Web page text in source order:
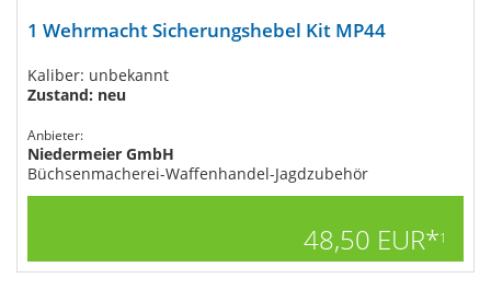
1 Wehrmacht Sicherungshebel Kit MP44
Kaliber: unbekannt
Zustand: neu
Anbieter:
Niedermeier GmbH
Büchsenmacherei-Waffenhandel-Jagdzubehör
48,50 EUR*1